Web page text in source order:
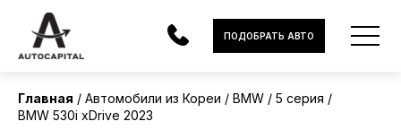
АВТОМОБИЛИ
ПОДОБРАТЬ АВТО
Главная Автомобили из Кореи BMW
5 серия
BMW 530i xDrive 2023
Корея